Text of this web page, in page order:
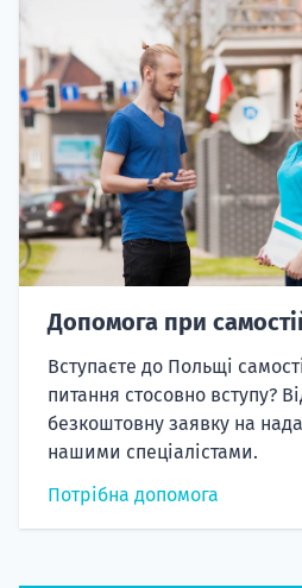
Допомога при
Вступаєте до Польщі
питання стосовно вступу?
безкоштовну заявку на
нашими спеціалістами.
Потрібна допомога